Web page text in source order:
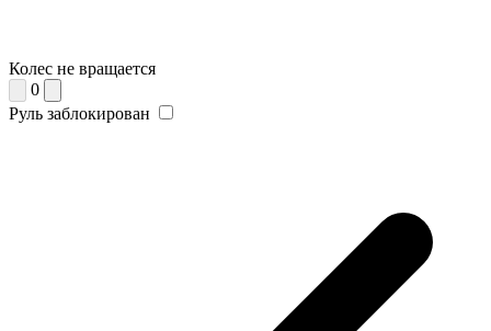
Колес не вращается
0
Руль заблокирован